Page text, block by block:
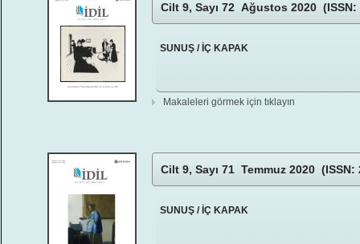
Cilt 9, Sayı 72 Ağustos 2020 (ISSN:
SUNUŞ / İÇ KAPAK
Makaleleri görmek için tıklayın
Cilt 9, Sayı 71 Temmuz 2020 (ISSN:
SUNUŞ / İÇ KAPAK